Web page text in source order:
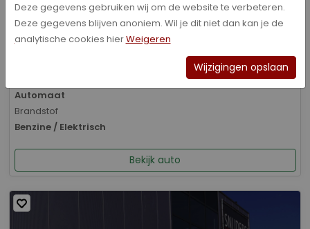
Bouwjaar
01-2026
Kilometerstand
Automaat
Brandstof
Benzine / Elektrisch
Bekijk auto
Deze gegevens gebruiken wij om de website te verbeteren.
Deze gegevens blijven anoniem. Wil je dit niet dan kan je de
analytische cookies hierWeigeren
Wijzigingen opslaan